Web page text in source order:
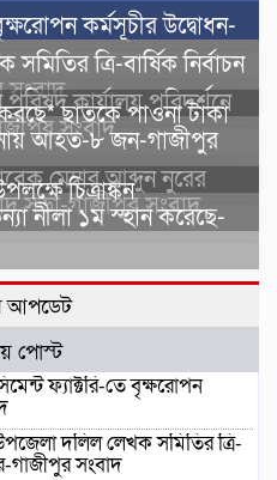
কর্মসূচীর উদ্বোধন-
ত্রি-বার্ষিক নির্বাচন
সংবাদকার্যালয় পরিদর্শনে
সংবাদ
ছাতকে পাওনা টাকা
আহত-৮ জন-গাজীপুর
মেম্বার আব্দুন নুরের
সভা-গাজীপুর সংবাদ
চিত্রাঙ্কন
নীলা ১ম স্হান করেছে-
আপডেট
পোস্ট
ফ্যাক্টরি-তে বৃক্ষরোপন
দলিল লেখক সমিতির ত্রি-
গাজীপুর সংবাদ